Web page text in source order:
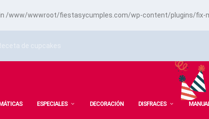
/www/wwwroot/fiestasycumples.com/wp-content/plugins/fix-
de cupcakes
ESPECIALES DECORACIÓN DISFRACES